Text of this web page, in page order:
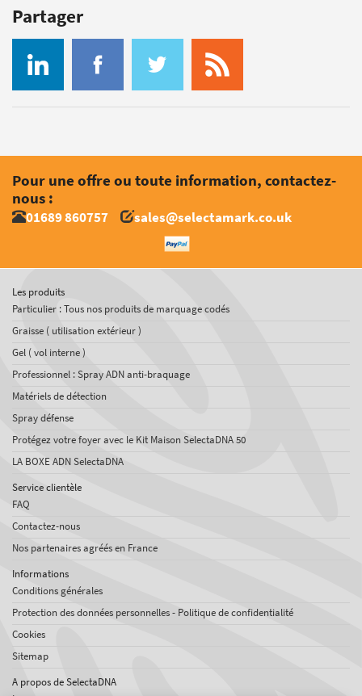
Partager
Pour une offre ou toute information, contactez-
nous :
01689 860757 sales@selectamark.co.uk
Les produits
Particulier : Tous nos produits de marquage codés
Graisse ( utilisation extérieur )
Gel ( vol interne )
Professionnel : Spray ADN anti-braquage
Matériels de détection
Spray défense
Protégez votre foyer avec le Kit Maison SelectaDNA 50
LA BOXE ADN SelectaDNA
Service clientèle
FAQ
Contactez-nous
Nos partenaires agréés en France
Informations
Conditions générales
Protection des données personnelles - Politique de confidentialité
Cookies
Sitemap
A propos de SelectaDNA